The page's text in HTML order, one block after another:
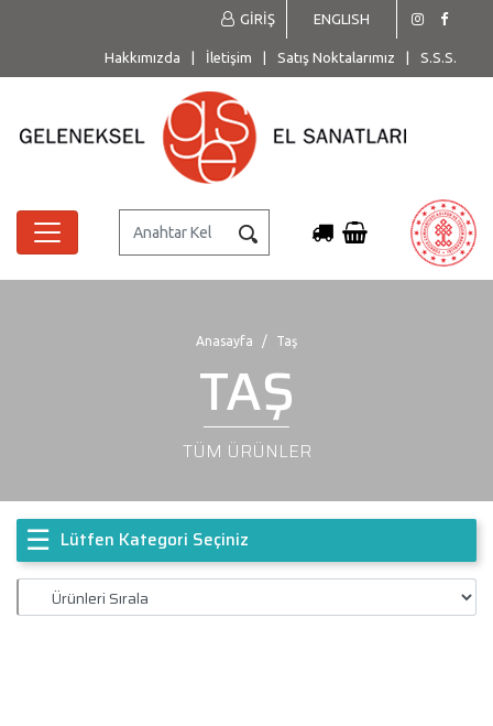
ENGLISH
GİRİŞ
Hakkımızda İletişim Satış Noktalarımız S.S.S.
Anasayfa Taş
TAŞ
TÜM ÜRÜNLER
☰ Lütfen Kategori Seçiniz